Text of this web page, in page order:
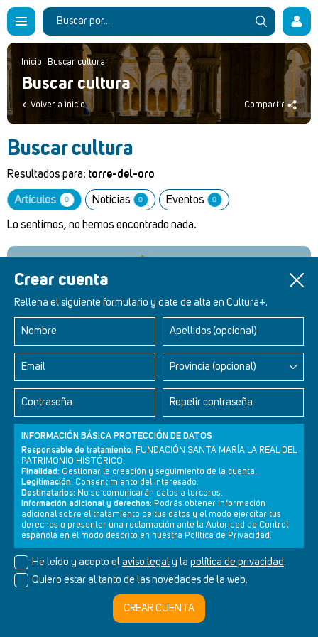
Crear cuenta
Rellena el siguiente formulario y date de alta en Cultura+.
Nombre Apellidos (opcional)
Email Provincia (opcional)
Contraseña Repetir contraseña
INFORMACIÓN BÁSICA PROTECCIÓN DE DATOS
Responsable de tratamiento: FUNDACIÓN SANTA MARÍA LA REAL DEL
PATRIMONIO HISTÓRICO.
Finalidad: Gestionar la creación y seguimiento de la cuenta.
Legitimación: Consentimiento del interesado.
Destinatarios: No se comunicarán datos a terceros.
Información adicional y derechos: Podrás obtener información
adicional sobre el tratamiento de tus datos y el modo ejercitar tus
derechos o presentar una reclamación ante la Autoridad de Control
española en el modo descrito en nuestra Política de Privacidad.
He leído y acepto el aviso legal y la política de privacidad.
Quiero estar al tanto de las novedades de la web.
CREAR CUENTA
Inicio . Buscar cultura
Buscar cultura
Volver a inicio Compartir
Buscar cultura
Resultados para: torre-del-oro
Artículos 0 Noticias 0 Eventos 0
Lo sentimos, no hemos encontrado nada.
Retablos Renacentistas Este de León
Newsletter Aviso legal Política de privacidad Política de cookies
© Cultura+ 2026. Todos los derechos reservados
Diseño web SGM